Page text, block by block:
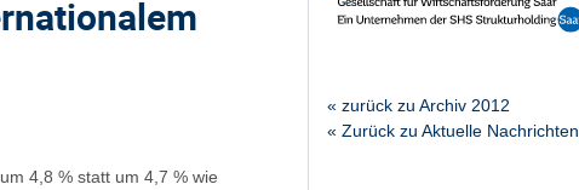
4,8 % statt um 4,7 % wie
« zurück zu Archiv 2012
« Zurück zu Aktuelle Nachrichten